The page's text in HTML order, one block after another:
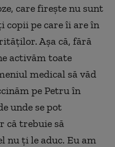
care fireşte nu sunt
copii pe care îi are în
Aşa că, fără
activăm toate
medical să văd
pe Petru în
unde se pot
că trebuie să
nu ţi le aduc. Eu am